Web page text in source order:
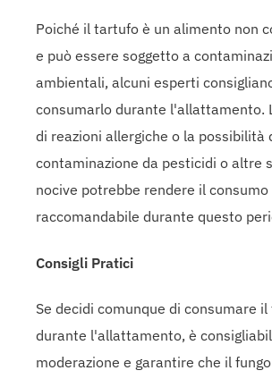
Poiché il tartufo è un alimento non
e può essere soggetto a
ambientali, alcuni esperti
consumarlo durante l'allattamento.
di reazioni allergiche o la possibilità
contaminazione da pesticidi o altre
nocive potrebbe rendere il
raccomandabile durante questo
Consigli Pratici
Se decidi comunque di consumare
durante l'allattamento, è
moderazione e garantire che il